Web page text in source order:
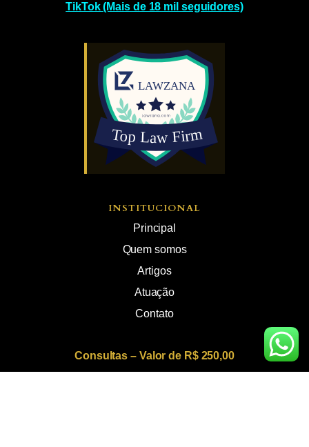
TikTok (Mais de 18 mil seguidores)
INSTITUCIONAL
Principal
Quem somos
Artigos
Atuação
Contato
Consultas – Valor de R$ 250,00